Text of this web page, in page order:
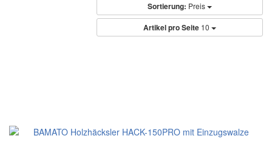
Sortierung: Preis
Artikel pro Seite 10